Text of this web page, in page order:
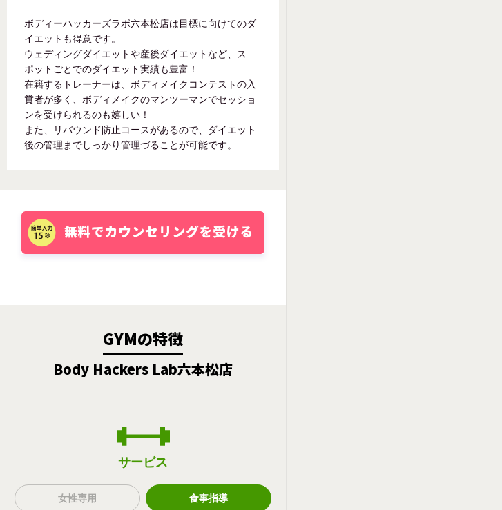
ボディーハッカーズラボ六本松店は目標に向けてのダ
イエットも得意です。
ウェディングダイエットや産後ダイエットなど、ス
ポットごとでのダイエット実績も豊富！
在籍するトレーナーは、ボディメイクコンテストの入
賞者が多く、ボディメイクのマンツーマンでセッショ
ンを受けられるのも嬉しい！
また、リバウンド防止コースがあるので、ダイエット
後の管理までしっかり管理づることが可能です。
GYMの特徴
Body Hackers Lab六本松店
サービス
女性専用 食事指導